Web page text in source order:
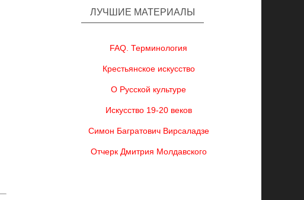
ЛУЧШИЕ МАТЕРИАЛЫ
FAQ. Терминология
Крестьянское искусство
О Русской культуре
Искусство 19-20 веков
Симон Багратович Вирсаладзе
Отчерк Дмитрия Молдавского